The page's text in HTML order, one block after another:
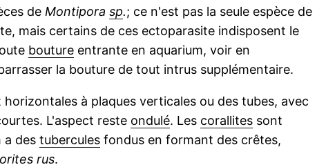
de Montipora sp.; ce n'est pas la seule espèce de
mais certains de ces ectoparasite indisposent le
bouture entrante en aquarium, voir en
la bouture de tout intrus supplémentaire.
horizontales à plaques verticales ou des tubes, avec
L'aspect reste ondulé. Les corallites sont
a des tubercules fondus en formant des crêtes,
rus.